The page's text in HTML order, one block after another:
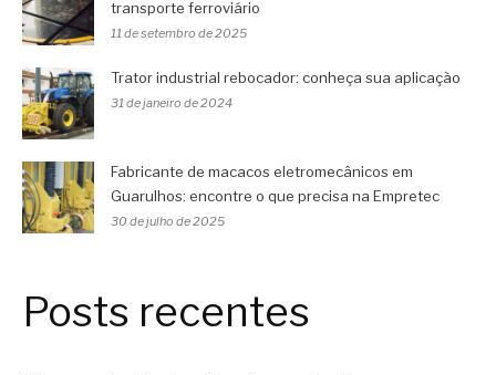
transporte ferroviário
11 de setembro de 2025
Trator industrial rebocador: conheça sua aplicação
31 de janeiro de 2024
Fabricante de macacos eletromecânicos em
Guarulhos: encontre o que precisa na Empretec
30 de julho de 2025
Posts recentes